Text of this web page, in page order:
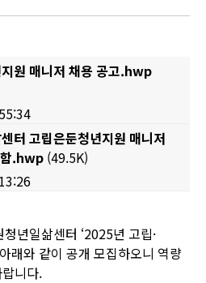
원 매니저 채용 공고.hwp
터 고립은둔청년지원 매니저
함.hwp (49.5K)
년일삶센터 ‘2025년 고립·
래와 같이 공개 모집하오니 역량
니다.